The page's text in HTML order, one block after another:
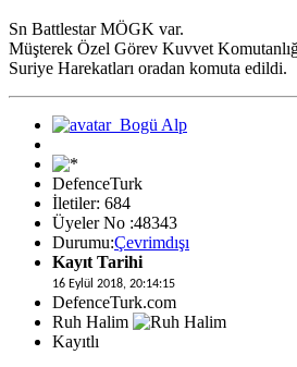
Sn Battlestar MÖGK var.
Müşterek Özel Görev Kuvvet
Suriye Harekatları oradan komuta edildi.
DefenceTurk
İletiler: 684
Üyeler No :48343
Durumu:Çevrimdışı
Kayıt Tarihi
16 Eylül 2018, 20:14:15
DefenceTurk.com
Ruh Halim
Kayıtlı